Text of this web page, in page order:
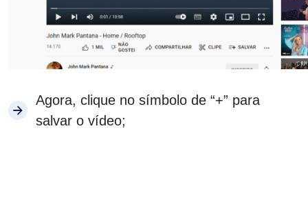
Agora, clique no símbolo de “+” para
salvar o vídeo;